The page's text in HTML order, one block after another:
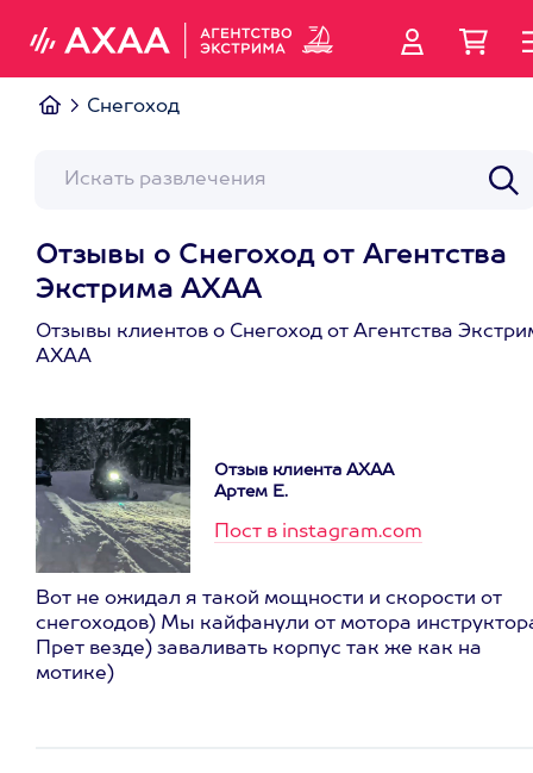
Снегоход
Отзывы о Снегоход от Агентства
Экстрима АХАА
Отзывы клиентов о Снегоход от Агентства
АХАА
Отзыв клиента АХАА
Артем Е.
Пост в instagram.com
Вот не ожидал я такой мощности и скорости от
снегоходов) Мы кайфанули от мотора
Прет везде) заваливать корпус так же как на
мотике)